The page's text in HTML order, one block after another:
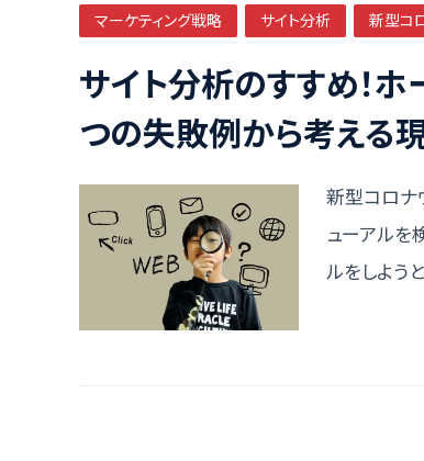
マーケティング戦略 サイト分析 新型コ
サイト分析のすすめ！
つの失敗例から考える
新型コロナ
ューアルを
ルをしよう